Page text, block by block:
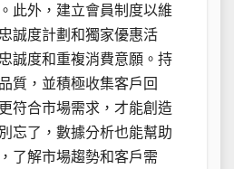
此外，建立會員制度以維
誠度計劃和獨家優惠活
誠度和重複消費意願。持
質，並積極收集客戶回
符合市場需求，才能創造
忘了，數據分析也能幫助
了解市場趨勢和客戶需